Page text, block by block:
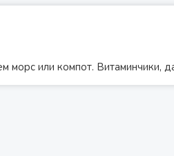
или компот. Витаминчики,